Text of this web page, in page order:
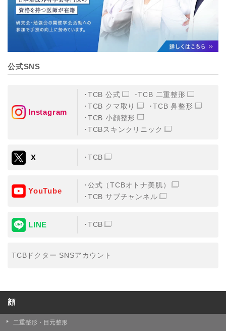
公式SNS
Instagram
TCB 公式
TCB 二重整形
TCB クマ取り
TCB 鼻整形
TCB 小顔整形
TCBスキンクリニック
X TCB
YouTube
公式（TCBオトナ美肌）
TCB サブチャンネル
LINE TCB
TCBドクター SNSアカウント
顔
二重整形・目元整形